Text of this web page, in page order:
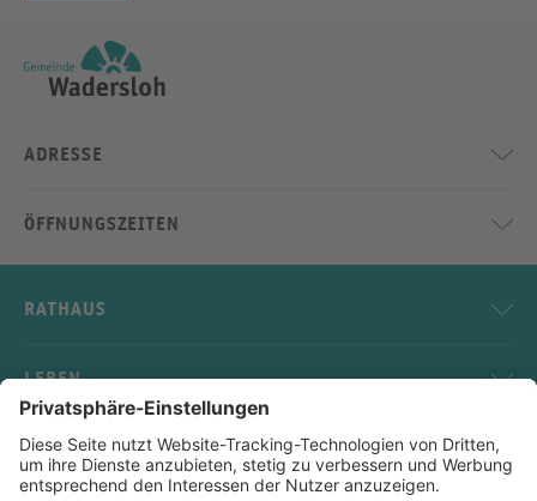
ADRESSE
ÖFFNUNGSZEITEN
RATHAUS
LEBEN
SERVICE